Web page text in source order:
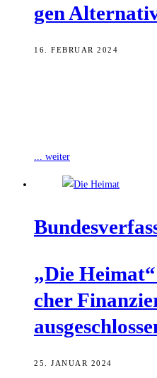
gen
16. FEBRUAR 2024
... weiter
„Die
cher
25. JANUAR 2024